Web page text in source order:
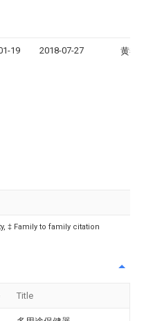
19 2018-07-27 黄黎
‡ Family to family citation
Title